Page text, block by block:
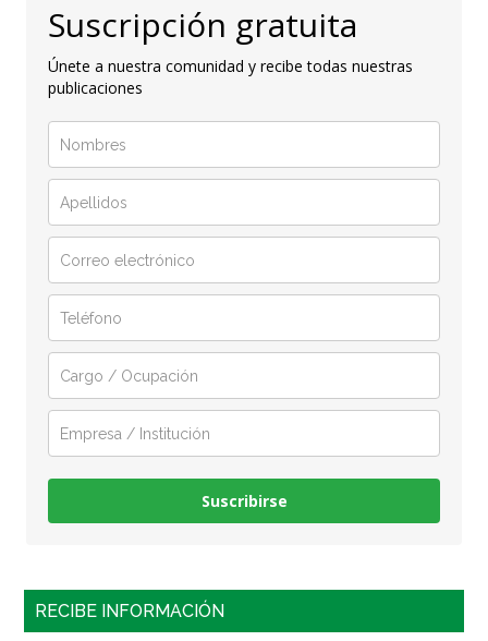
Suscripción gratuita
Únete a nuestra comunidad y recibe todas nuestras
publicaciones
Suscribirse
RECIBE INFORMACIÓN